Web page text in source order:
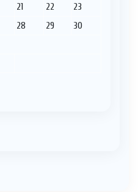
21 22
23
28 29
30